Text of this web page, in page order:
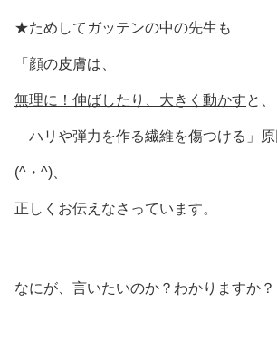
★ためしてガッテンの中の先生も
「顔の皮膚は、
無理に！伸ばしたり、大きく動かすと、
ハリや弾力を作る繊維を傷つける」原
(^・^)、
正しくお伝えなさっています。
なにが、言いたいのか？わかりますか？